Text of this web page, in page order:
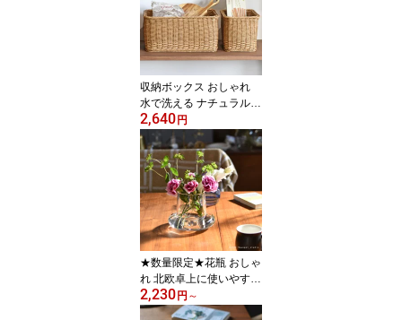
れ ブラスシェード 吊り
下げ 照明 デザイン レト
ロ アンティーク 北欧
収納ボックス おしゃれ
水で洗える ナチュラルデ
ザイン UTILE ユティル
ナイール スタンダードス
トレージ ローサイズ 2サ
イズ 収納バスケット 収
納用品 衣類収納 小物収
納 収納雑貨 水洗い 北欧
自然素材風
2,640 円
★数量限定★花瓶 おしゃ
れ 北欧卓上に使いやすい
背の低い花瓶 クリア・グ
レーLサイズ 直径15cm×
2,230 円 ～